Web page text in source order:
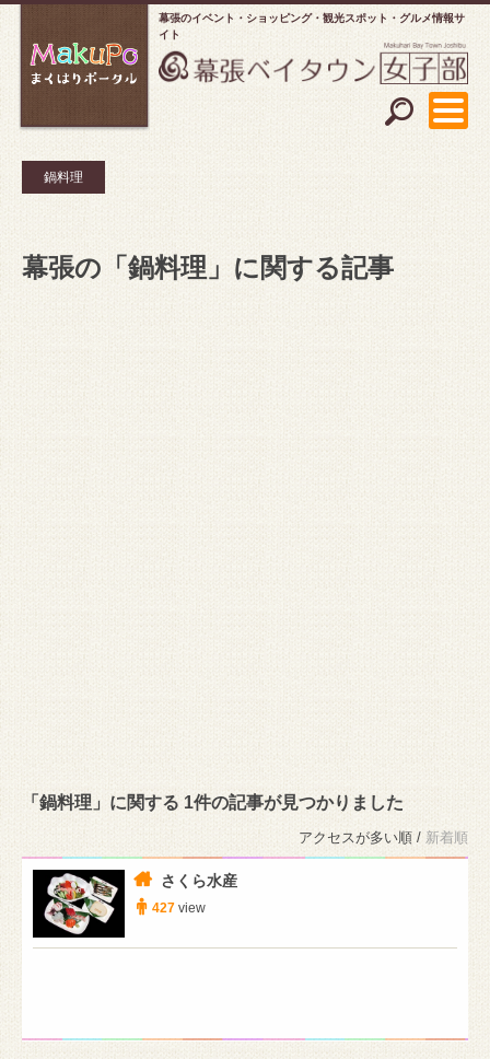
幕張のイベント・ショッピング
観光スポット・グルメ情報サ
イト
鍋料理
幕張の「鍋料理」に関する記事
「鍋料理」に関する 1件の記事が見つかりました
アクセスが多い順 / 新着順
さくら水産
427 view